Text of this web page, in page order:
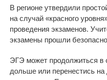
В регионе утвердили
на случай «красного уровня
проведения экзаменов.
экзамены прошли
ЭГЭ может продолжиться в
дольше или перенестись на